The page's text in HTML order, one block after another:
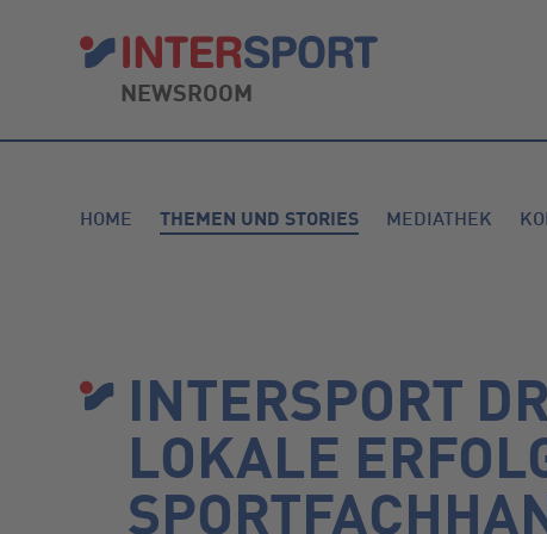
NEWSROOM
HOME THEMEN UND STORIES MEDIATHEK
INTERSPORT
LOKALE